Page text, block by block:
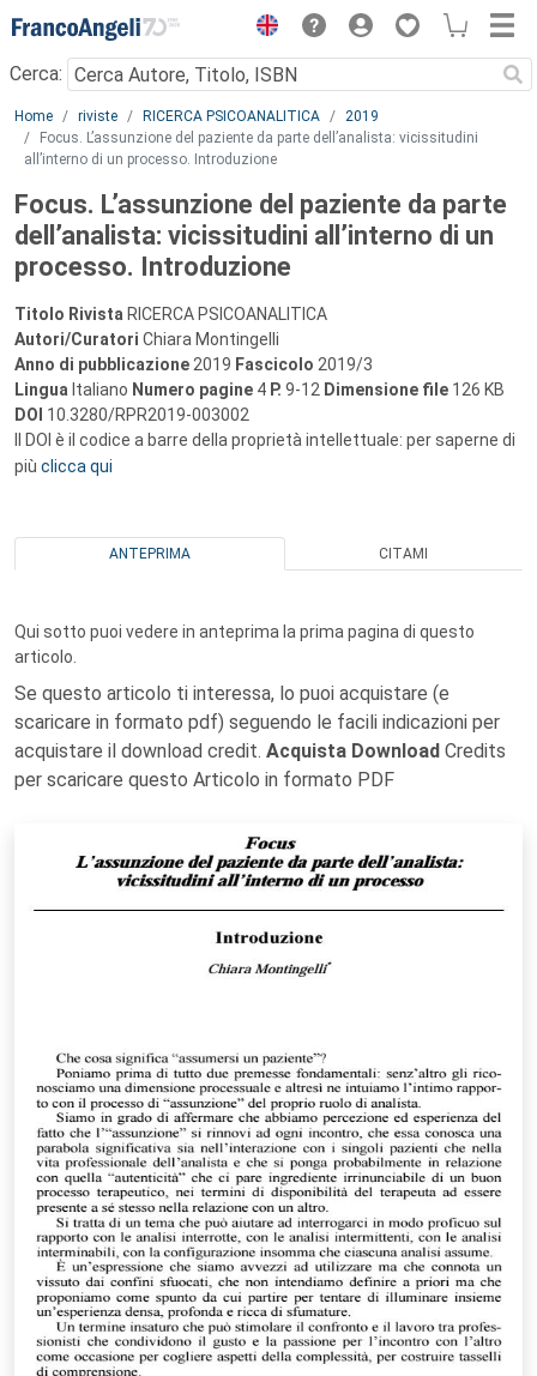
Menu
Cerca:
Main content
Home riviste RICERCA PSICOANALITICA
2019
Focus. L’assunzione del paziente da parte dell’analista: vicissitudini
all’interno di un processo. Introduzione
Focus. L’assunzione del paziente da parte
dell’analista: vicissitudini all’interno di un
processo. Introduzione
Titolo Rivista RICERCA PSICOANALITICA
Autori/Curatori Chiara Montingelli
Anno di pubblicazione 2019 Fascicolo 2019/3
Lingua Italiano Numero pagine 4 P. 9-12 Dimensione file 126 KB
DOI 10.3280/RPR2019-003002
Il DOI è il codice a barre della proprietà intellettuale: per saperne di
più clicca qui
ANTEPRIMA CITAMI
Qui sotto puoi vedere in anteprima la prima pagina di questo
articolo.
Se questo articolo ti interessa, lo puoi acquistare (e
scaricare in formato pdf) seguendo le facili indicazioni per
acquistare il download credit. Acquista Download Credits
per scaricare questo Articolo in formato PDF